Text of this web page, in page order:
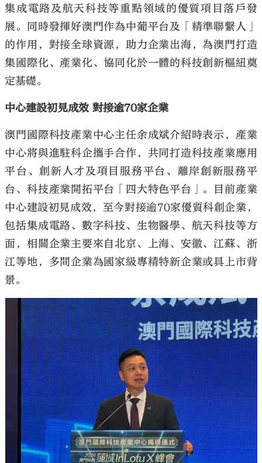
集成電路及航天科技等重點領域的優質項目落戶發
展。同時發揮好澳門作為中葡平台及「精準聯繫人」
的作用，對接全球資源，助力企業出海，為澳門打造
集國際化、產業化、協同化於一體的科技創新樞紐奠
定基礎。
中心建設初見成效 對接逾70家企業
澳門國際科技產業中心主任余成斌介紹時表示，產業
中心將與進駐科企攜手合作，共同打造科技產業應用
平台、創新人才及項目服務平台、離岸創新服務平
台、科技產業開拓平台「四大特色平台」。目前產業
中心建設初見成效，至今對接逾70家優質科創企業，
包括集成電路、數字科技、生物醫學、航天科技等方
面，相關企業主要來自北京、上海、安徽、江蘇、浙
江等地，多間企業為國家級專精特新企業或具上市背
景。